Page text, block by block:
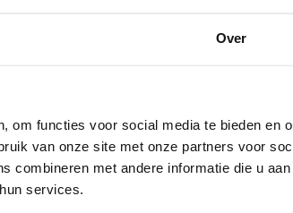
Over
om functies voor social media te bieden en
van onze site met onze partners voor
combineren met andere informatie die u
services.
Blijf op de
LinkedINInstagram
Facebook